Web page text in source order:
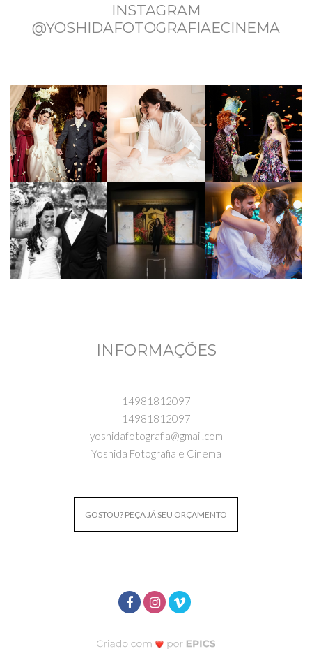
INSTAGRAM
@YOSHIDAFOTOGRAFIAECINEMA
INFORMAÇÕES
14981812097
14981812097
yoshidafotografia@gmail.com
Yoshida Fotografia e Cinema
GOSTOU? PEÇA JÁ SEU ORÇAMENTO